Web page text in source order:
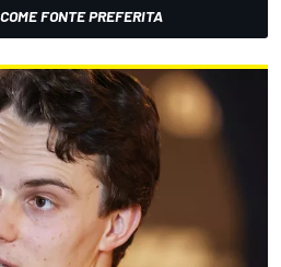
FONTE PREFERITA